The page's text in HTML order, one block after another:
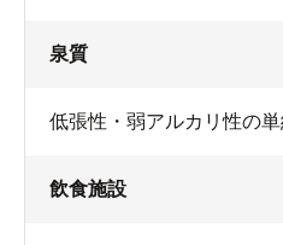
泉質
低張性・弱アルカリ性の
飲食施設